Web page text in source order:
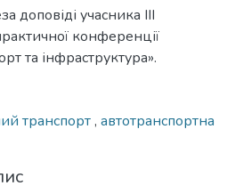
доповіді учасника ІІІ
конференції
та інфраструктура».
транспорт, автотранспортна